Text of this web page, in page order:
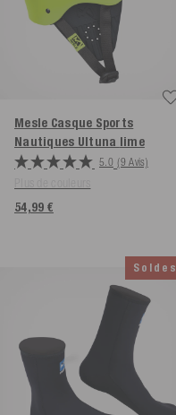
Mesle Casque Sports
Nautiques Ultuna lime
5.0 (9 Avis)
54,99 €
Soldes